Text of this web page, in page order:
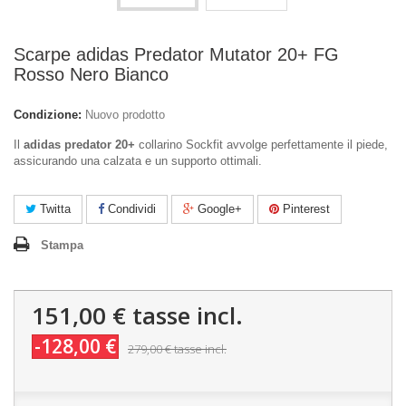
Scarpe adidas Predator Mutator 20+ FG
Rosso Nero Bianco
Condizione: Nuovo prodotto
adidas predator 20+ collarino Sockfit avvolge perfettamente il piede,
assicurando una calzata e un supporto ottimali.
Twitta Condividi Google+ Pinterest
Stampa
151,00 € tasse incl.
-128,00 € 279,00 €tasse incl.